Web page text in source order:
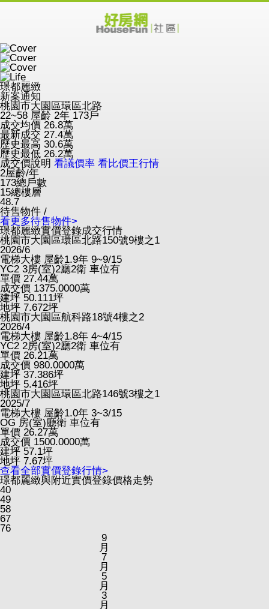
璟都麗緻
新案通知
桃園市大園區環區北路
22~58 屋齡 2年 173戶
成交均價 26.8萬
最新成交 27.4萬
歷史最高 30.6萬
歷史最低 26.2萬
成交價說明 看議價率 看比價王行情
2屋齡/年
173總戶數
15總樓層
48.7
待售物件 /
看更多待售物件>
璟都麗緻實價登錄成交行情
桃園市大園區環區北路150號9樓之1
2026/6
電梯大樓 屋齡1.9年 9~9/15
YC2 3房(室)2廳2衛 車位有
單價 27.44萬
成交價 1375.0000萬
建坪 50.111坪
地坪 7.672坪
桃園市大園區航科路18號4樓之2
2026/4
電梯大樓 屋齡1.8年 4~4/15
YC2 2房(室)2廳2衛 車位有
單價 26.21萬
成交價 980.0000萬
建坪 37.386坪
地坪 5.416坪
桃園市大園區環區北路146號3樓之1
2025/7
電梯大樓 屋齡1.0年 3~3/15
OG 房(室)廳衛 車位有
單價 26.27萬
成交價 1500.0000萬
建坪 57.1坪
地坪 7.67坪
查看全部實價登錄行情>
璟都麗緻與附近實價登錄價格走勢
40
49
58
67
76
9
月
7
月
5
月
3
月